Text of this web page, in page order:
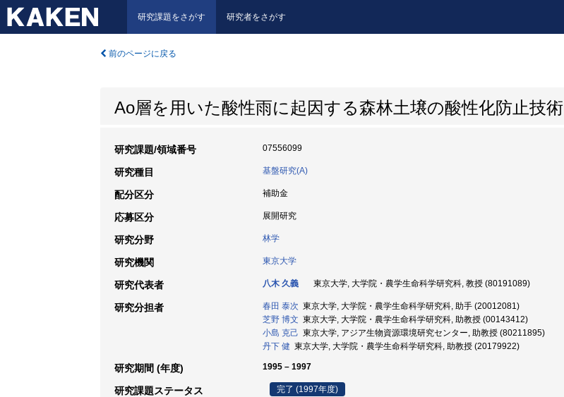
研究課題をさがす 研究者をさがす
前のページに戻る
Ao層を用いた酸性雨に起因する森林土壌の酸性化防止技術
研究課題/領域番号 07556099
研究種目 基盤研究(A)
配分区分 補助金
応募区分 展開研究
研究分野 林学
研究機関 東京大学
研究代表者 八木 久義 東京大学, 大学院・農学生命科学研究科, 教授 (80191089)
研究分担者 春田 泰次 東京大学, 大学院・農学生命科学研究科, 助手 (20012081)
芝野 博文 東京大学, 大学院・農学生命科学研究科, 助教授 (00143412)
小島 克己 東京大学, アジア生物資源環境研究センター, 助教授 (80211895)
丹下 健 東京大学, 大学院・農学生命科学研究科, 助教授 (20179922)
研究期間 (年度) 1995 – 1997
研究課題ステータス 完了 (1997年度)